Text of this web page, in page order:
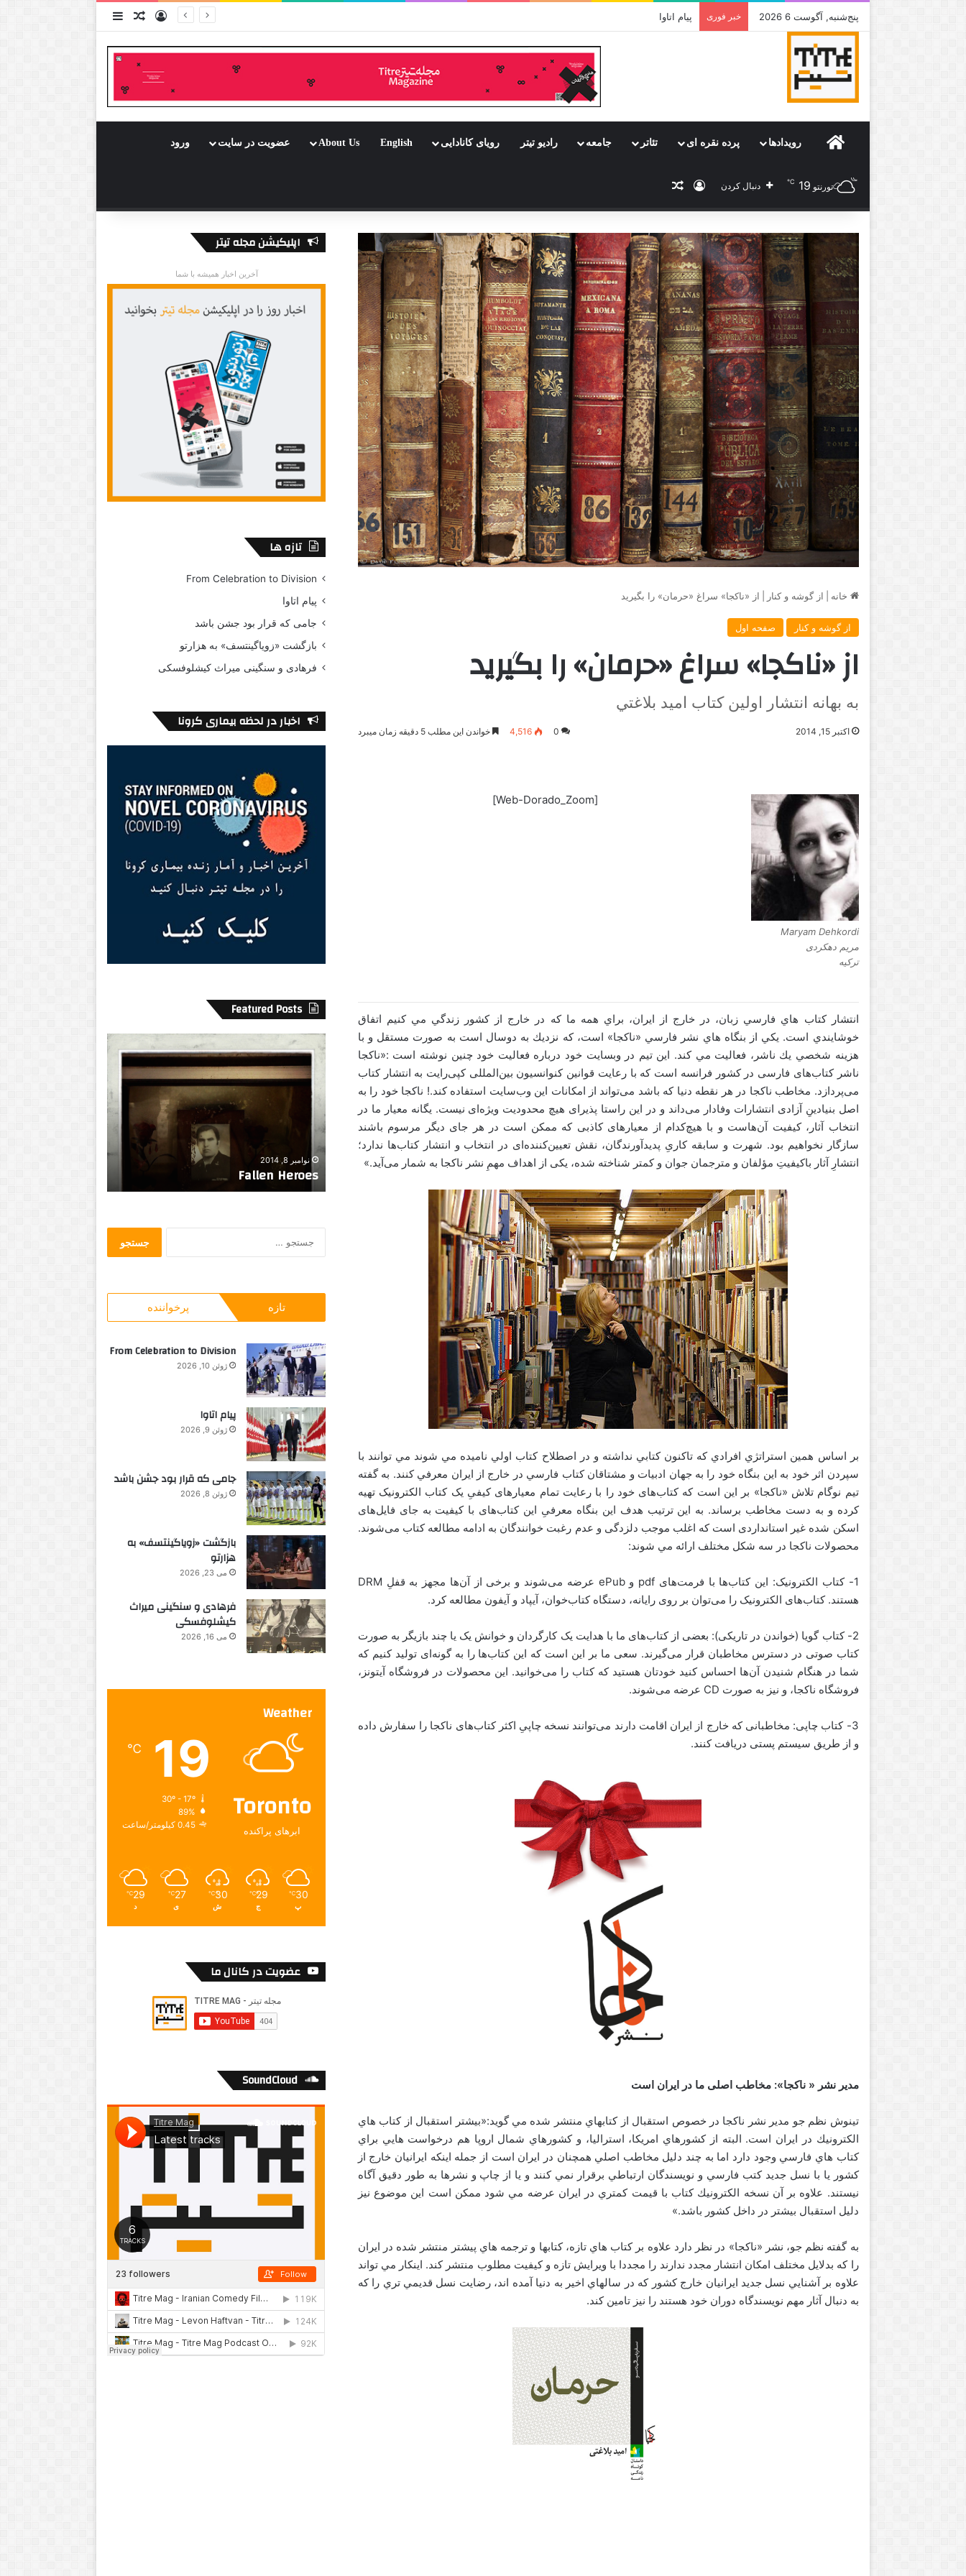
پنج‌شنبه, آگوست 6 2026 خبر فوری جامی که قرار بود جشن باشد ورودنوشته تصادفی
سایدبار
Homeرویدادها پرده نقره ای تئاتر جامعه رادیو تیتر رویای کانادایی English
About Us عضویت در سایت ورود
تورنتو 19
℃ دنبال کردن ورود
خانه از گوشه و کنار از «ناكجا» سراغ «حرمان» را بگیرید
از گوشه و کنار صفحه اول
از «ناكجا» سراغ «حرمان» را بگیرید
به بهانه انتشار اولین کتاب اميد بلاغتي
اکتبر 15, 2014 0
4,516 خواندن این مطلب 5 دقیقه زمان میبرد
Maryam Dehkordi
مریم دهکردی
ترکیه
[Web-Dorado_Zoom]
انتشار كتاب هاي فارسي زبان، در خارج از ايران، براي همه ما كه در خارج از كشور زندگي مي كنيم اتفاق
خوشايندي است. يكي از بنگاه هاي نشر فارسي «ناكجا» است، كه نزديك به دوسال است به صورت مستقل و با
هزينه شخصي يك ناشر، فعاليت مي كند. اين تيم در وبسايت خود درباره فعاليت خود چنين نوشته است :«ناکجا
ناشر کتاب‌های فارسی در کشور فرانسه است که با رعایت قوانین کنوانسیون بین‌المللی کپی‌رایت به انتشار کتاب
می‌پردازد. مخاطب ناکجا در هر نقطه‌ دنیا که باشد می‌تواند از امکانات این وب‌سایت استفاده کند.! ناکجا خود را به
اصل بنیادینِ آزادی انتشارات وفادار می‌داند و در این راستا پذیرای هیچ محدودیت ویژه‌ای نیست. یگانه معیار ما در
انتخاب آثار، کیفیت آن‌هاست و با هیچ‌‌کدام از معیارهای کاذبی که ممکن است در هر جای دیگر مرسوم باشند
سازگار نخواهیم بود. شهرت و سابقه‌ کاریِ پدیدآورندگان، نقش تعیین‌کننده‌ای در انتخاب و انتشار کتاب‌‌ها ندارد؛
انتشارِ آثار باکیفیتِ مؤلفان و مترجمان جوان و کمتر شناخته شده، یکی از اهداف مهمِ نشر ناکجا به شمار می‌آید.»
بر اساس همين استراتژي افرادي كه تاكنون كتابي نداشته و در اصطلاح كتاب اولي ناميده مي شوند مي توانند با
سپردن اثر خود به اين بنگاه خود را به جهان ادبيات و مشتاقان كتاب فارسي در خارج از ايران معرفي كنند. به گفته
تيم نوگام تلاش «ناکجا» بر این است که کتاب‌های خود را با رعایت تمام معیارهای کیفیِ یک کتاب الکترونیک تهیه
کرده و به دست مخاطب برساند. به این ترتیب هدف اين بنگاه معرفیِ این کتاب‌های با کیفیت به جای فایل‌های
اسکن شده‌ غیر استانداردی است که اغلب موجب دلزدگی و عدم رغبت خوانندگان به ادامه‌ مطالعه‌ کتاب می‌شوند.
محصولات ناكجا در سه شكل مختلف ارائه مي شوند:
1- کتاب الکترونیک: این کتاب‌ها با فرمت‌های pdf و ePub عرضه می‌شوند و برخی از آن‌ها مجهز به قفلِ DRM
هستند. کتاب‌های الکترونیک را می‌توان بر روی رایانه، دستگاه کتاب‌خوان، آیپاد و آیفون مطالعه کرد.
2- کتاب گویا (خواندن در تاریکی): بعضی از کتاب‌های ما با هدایت یک کارگردان و خوانش یک یا چند بازیگر به صورت
کتاب صوتی در دسترس مخاطبان قرار می‌گیرند. سعی ما بر این است که این کتاب‌ها را به گونه‌ای تولید کنیم که
شما در هنگام شنیدن آن‌ها احساس کنید خودتان هستید که کتاب را می‌خوانید. این محصولات در فروشگاه آیتونز،
فروشگاه ناکجا، و نیز به صورت CD عرضه می‌شوند.
3- کتاب چاپی: مخاطبانی که خارج از ایران اقامت دارند می‌توانند نسخه‌ چاپیِ اکثر کتاب‌های ناکجا را سفارش داده
و از طریق سیستم پستی دریافت کنند.
مدیر نشر « ناکجا»: مخاطب اصلی ما در ایران است
تينوش نظم جو مدیر نشر ناكجا در خصوص استقبال از كتابهاي منتشر شده مي گويد:«بيشتر استقبال از كتاب هاي
الكترونيك در ايران است. البته از كشورهاي امريكا، استراليا، و كشورهاي شمال اروپا هم درخواست هايي براي
كتاب هاي فارسي وجود دارد اما به چند دليل مخاطب اصلي همچنان در ايران است از جمله اينكه ايرانيان خارج از
كشور يا با نسل جديد كتب فارسي و نويسندگان ارتباطي برقرار نمي كنند و يا از چاپ و نشرها به طور دقيق آگاه
نيستند. علاوه بر آن نسخه الكترونيك كتاب با قيمت كمتري در ايران عرضه مي شود ممكن است اين موضوع نيز
دليل استقبال بيشتر در داخل كشور باشد.»
به گفته نظم جو، نشر «ناكجا» در نظر دارد علاوه بر كتاب هاي تازه، كتابها و ترجمه هاي پيشتر منتشر شده در ايران
را كه بدلايل مختلف امكان انتشار مجدد ندارند را مجددا با ويرايش تازه و كيفيت مطلوب منتشر كند. اينكار مي تواند
علاوه بر آشنايي نسل جديد ايرانيان خارج كشور كه در سالهاي اخير به دنيا آمده اند، رضايت نسل قديمي تري را كه
به دنبال آثار مهم نويسندگاه دوران خود هستند را نيز تامين كند.
اپلیکیشن مجله تیتر
آخرین اخبار همیشه با شما
تازه ها
From Celebration to Division
پیام اتاوا
جامی که قرار بود جشن باشد
بازگشت «زویاگینتسف» به هزارتو
فرهادی و سنگینی میراث کیشلوفسکی
اخبار در لحظه بیماری کرونا
Featured Posts
کانادایی به ایران سفر می
L
i
e
U
n
d
e
t
h
e
L
i
g
t
آوریل 16, 2015
Lives Under the Light
F
a
l
e
n
H
e
r
e
s
نوامبر 8, 2014
Fallen Heroes
…
پ
ا
«
م
ن
مارس 17, 2017
… پله تا «من»
و
ب
ر
ی
تازه پرخواننده
From Celebration to Division
ژوئن 10, 2026
پیام اتاوا
ژوئن 9, 2026
جامی که قرار بود جشن باشد
ژوئن 8, 2026
بازگشت «زویاگینتسف» به
هزارتو
می 23, 2026
فرهادی و سنگینی میراث
کیشلوفسکی
می 16, 2026
Weather
Toronto
ابرهای پراکنده
19
℃
30º - 17º
89%
0.45 کیلومتر/ساعت
30
℃
پ
29
℃
ج
30
℃
ش
27
℃
ی
29
℃
د
عضویت در کانال ما
SoundCloud